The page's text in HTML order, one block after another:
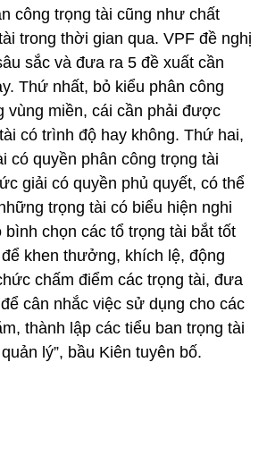
công trọng tài cũng như chất
trong thời gian qua. VPF đề nghị
sắc và đưa ra 5 đề xuất cần
Thứ nhất, bỏ kiểu phân công
vùng miền, cái cần phải được
có trình độ hay không. Thứ hai,
có quyền phân công trọng tài
giải có quyền phủ quyết, có thể
trọng tài có biểu hiện nghi
chọn các tổ trọng tài bắt tốt
khen thưởng, khích lệ, động
chấm điểm các trọng tài, đưa
cân nhắc việc sử dụng cho các
thành lập các tiểu ban trọng tài
lý”, bầu Kiên tuyên bố.